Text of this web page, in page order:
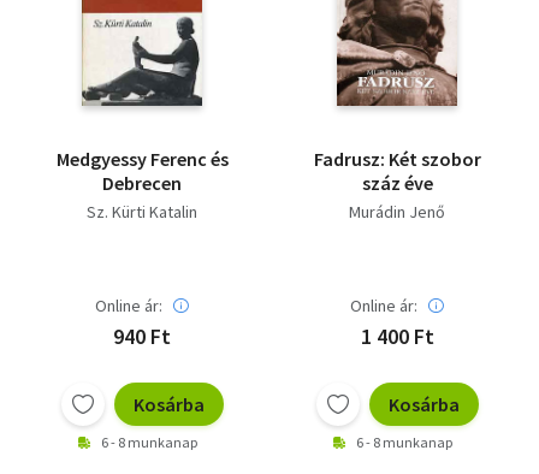
Medgyessy Ferenc és
Debrecen
Sz. Kürti Katalin
Online ár:
940 Ft
Kosárba
6 - 8 munkanap
Fadrusz: Két szobor
száz éve
Murádin Jenő
Online ár:
1 400 Ft
Kosárba
6 - 8 munkanap